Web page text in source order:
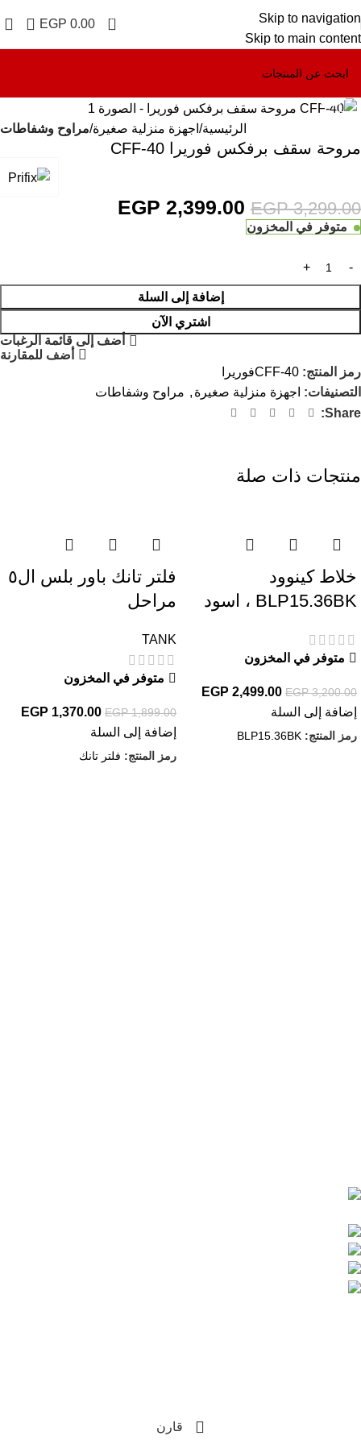
Skip to navigation
Skip to main content
0
EGP 0.00
-27%
الرئيسية اجهزة منزلية صغيرة مراوح وشفاطات
مروحة سقف برفكس فوريرا CFF-40
EGP3,299.00
EGP 2,399.00
متوفر في المخزون
إضافة إلى السلة
اشتري الآن
أضف إلى قائمة الرغبات
أضف للمقارنة
رمز المنتج: CFF-40فوريرا
التصنيفات: اجهزة منزلية صغيرة , مراوح وشفاطات
Share:
منتجات ذات صلة
خلاط كينوود
BLP15.36BK ، اسود
متوفر في المخزون
EGP3,200.00
EGP 2,499.00
إضافة إلى السلة
رمز المنتج: BLP15.36BK
فلتر تانك باور بلس ال٥
مراحل
TANK
متوفر في المخزون
EGP1,899.00
EGP 1,370.00
إضافة إلى السلة
رمز المنتج: فلتر تانك
قارن